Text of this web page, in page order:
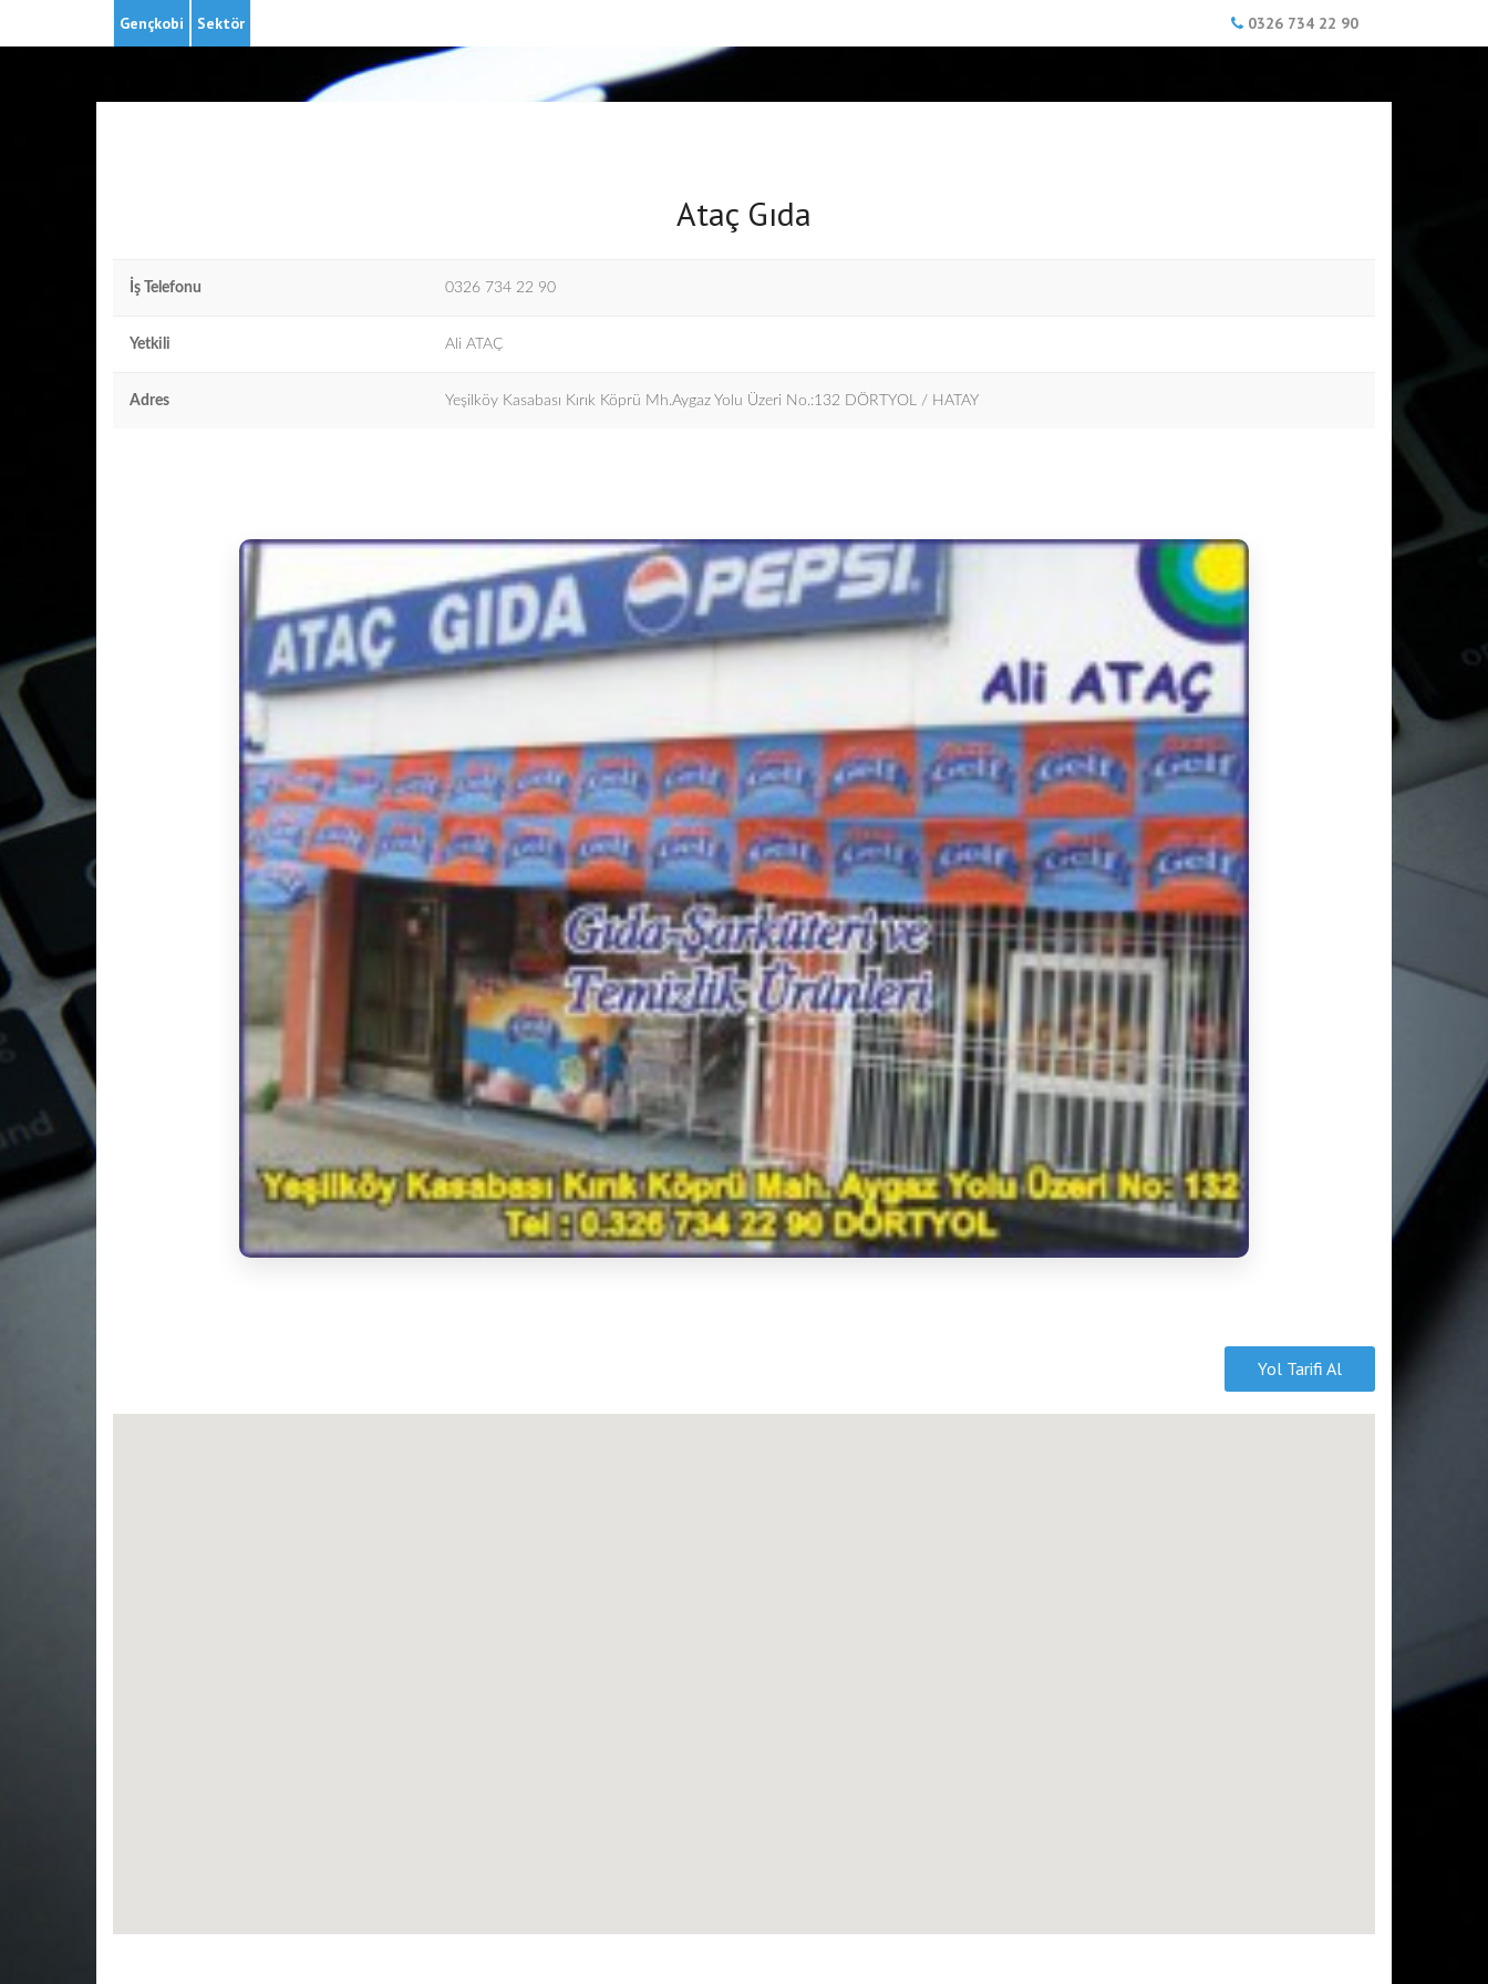
Gençkobi Sektör 0326 734 22 90
Ataç Gıda
İş Telefonu 0326 734 22 90
Yetkili Ali ATAÇ
Adres Yeşilköy Kasabası Kırık Köprü Mh.Aygaz Yolu Üzeri No.:132 DÖRTYOL / HATAY
Yol Tarifi Al